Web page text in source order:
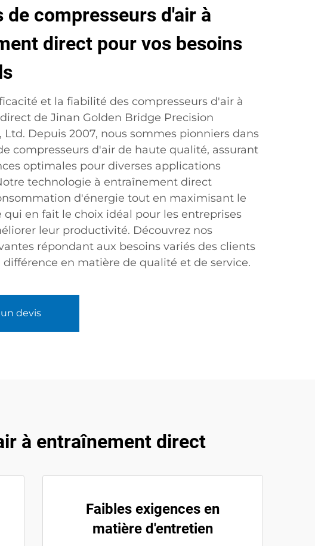
de compresseurs d'air à
direct pour vos besoins
et la fiabilité des compresseurs d'air à
de Jinan Golden Bridge Precision
Ltd. Depuis 2007, nous sommes pionniers dans
compresseurs d'air de haute qualité, assurant
optimales pour diverses applications
technologie à entraînement direct
d'énergie tout en maximisant le
qui en fait le choix idéal pour les entreprises
leur productivité. Découvrez nos
répondant aux besoins variés des clients
différence en matière de qualité et de service.
devis
à entraînement direct
Faibles exigences en
matière d'entretien